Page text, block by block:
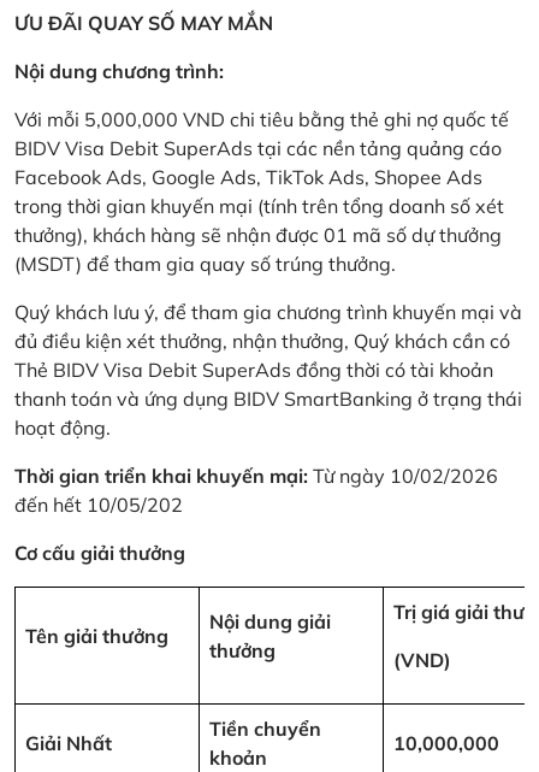
ƯU ĐÃI QUAY SỐ MAY MẮN
Nội dung chương trình:
Với mỗi 5,000,000 VND chi tiêu bằng thẻ ghi nợ quốc tế
BIDV Visa Debit SuperAds tại các nền tảng quảng cáo
Facebook Ads, Google Ads, TikTok Ads, Shopee Ads
trong thời gian khuyến mại (tính trên tổng doanh số xét
thưởng), khách hàng sẽ nhận được 01 mã số dự thưởng
(MSDT) để tham gia quay số trúng thưởng.
Quý khách lưu ý, để tham gia chương trình khuyến mại và
đủ điều kiện xét thưởng, nhận thưởng, Quý khách cần có
Thẻ BIDV Visa Debit SuperAds đồng thời có tài khoản
thanh toán và ứng dụng BIDV SmartBanking ở trạng thái
hoạt động.
Thời gian triển khai khuyến mại: Từ ngày 10/02/2026
đến hết 10/05/202
Cơ cấu giải thưởng
Tên giải thưởng
Nội dung giải
thưởng
Trị giá giải
(VND)
Giải Nhất
Tiền chuyển
khoản
10,000,000